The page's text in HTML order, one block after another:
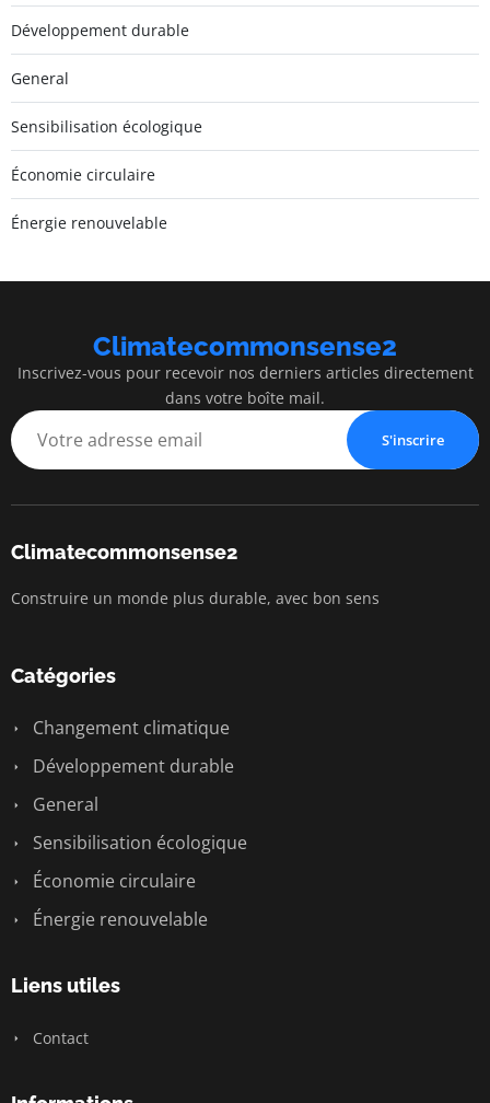
Développement durable
General
Sensibilisation écologique
Économie circulaire
Énergie renouvelable
Climatecommonsense2
Inscrivez-vous pour recevoir nos derniers articles directement
dans votre boîte mail.
S'inscrire
Climatecommonsense2
Construire un monde plus durable, avec bon sens
Catégories
Changement climatique
Développement durable
General
Sensibilisation écologique
Économie circulaire
Énergie renouvelable
Liens utiles
Contact